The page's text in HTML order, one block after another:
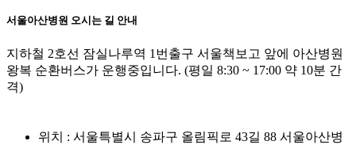
서울아산병원 오시는 길 안내
지하철 2호선 잠실나루역 1번출구 서울책보고 앞에 아산병원
왕복 순환버스가 운행중입니다. (평일 8:30 ~ 17:00 약 10분 간
격)
위치 : 서울특별시 송파구 올림픽로 43길 88 서울아산병